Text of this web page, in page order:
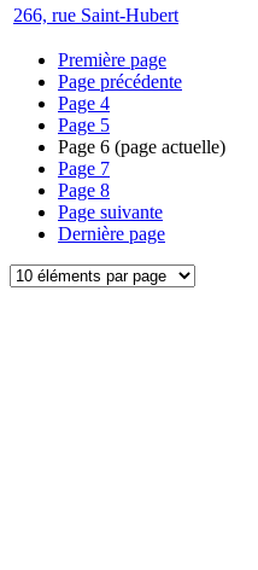
266, rue Saint-Hubert
Première page
Page précédente
Page 4
Page 5
Page 6 (page actuelle)
Page 7
Page 8
Page suivante
Dernière page